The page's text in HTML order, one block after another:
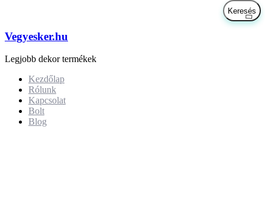
Vegyesker.hu
Legjobb dekor termékek
Kezdőlap
Rólunk
Kapcsolat
Bolt
Blog